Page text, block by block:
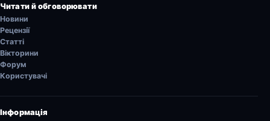
Читати й обговорювати
Новини
Рецензії
Статті
Вікторини
Форум
Користувачі
Інформація